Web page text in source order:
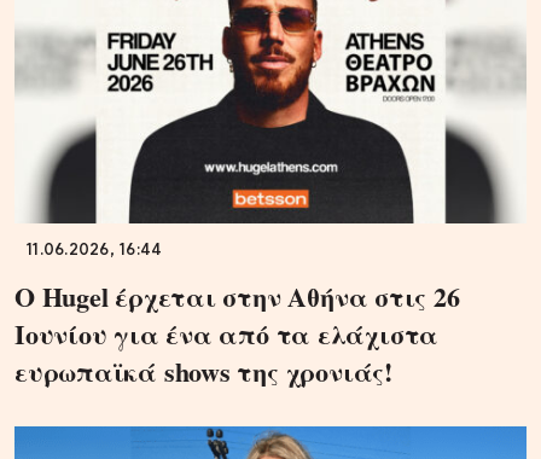
11.06.2026, 16:44
Ο Hugel έρχεται στην Αθήνα στις 26
Ιουνίου για ένα από τα ελάχιστα
ευρωπαϊκά shows της χρονιάς!